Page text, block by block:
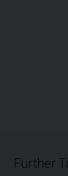
Further